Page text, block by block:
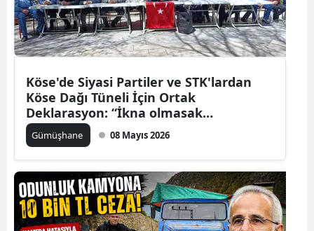
Edirne
Elazığ
Erzincan
Erzurum
Gaziantep
Giresun
Gümüşhane
Köse'de Siyasi Partiler ve STK'lardan
Köse Dağı Tüneli İçin Ortak
Deklarasyon: “İkna olmasak
Cumhurbaşkanı’na gideceğiz”
Gümüşhane 08 Mayıs 2026